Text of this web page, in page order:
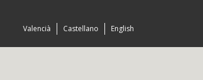
English
Castellano
Valencià